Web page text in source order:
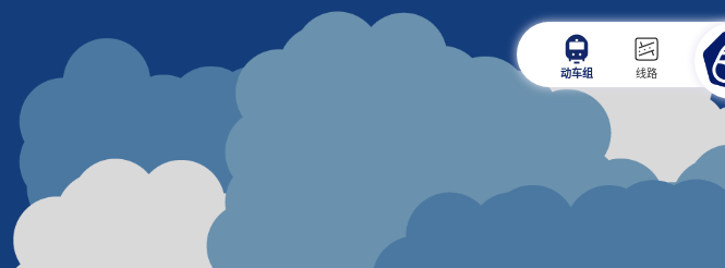
动车组 线路